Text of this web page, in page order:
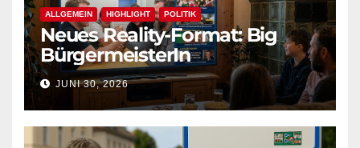
ALLGEMEIN HIGHLIGHT POLITIK
Neues Reality-Format: Big
BürgermeisterIn
JUNI 30, 2026